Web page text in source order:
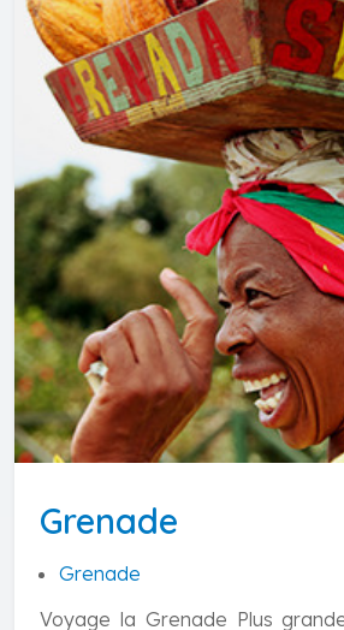
Grenade
Grenade
Voyage la Grenade Plus